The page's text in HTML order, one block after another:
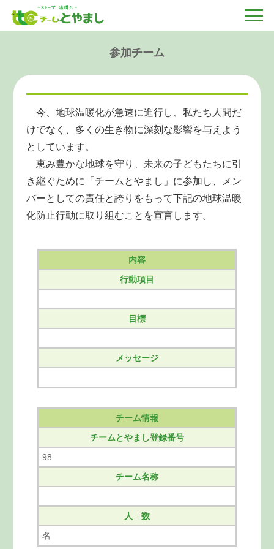
参加チーム
今、地球温暖化が急速に進行し、私たち人間だ
けでなく、多くの生き物に深刻な影響を与えよう
としています。
恵み豊かな地球を守り、未来の子どもたちに引
き継ぐために「チームとやまし」に参加し、メン
バーとしての責任と誇りをもって下記の地球温暖
化防止行動に取り組むことを宣言します。
内容
行動項目
目標
メッセージ
チーム情報
チームとやまし登録番号
98
チーム名称
人 数
名